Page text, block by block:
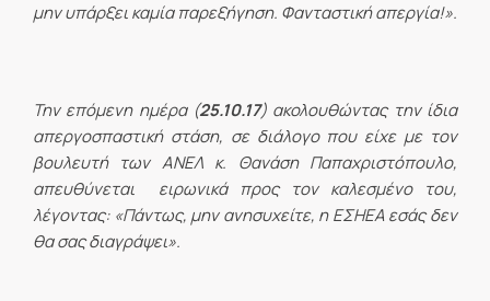
μην υπάρξει καμία παρεξήγηση. Φανταστική απεργία!».
Την επόμενη ημέρα (25.10.17) ακολουθώντας την ίδια
απεργοσπαστική στάση, σε διάλογο που είχε με τον
βουλευτή των ΑΝΕΛ κ. Θανάση Παπαχριστόπουλο,
απευθύνεται ειρωνικά προς τον καλεσμένο του,
λέγοντας: «Πάντως, μην ανησυχείτε, η ΕΣΗΕΑ εσάς δεν
θα σας διαγράψει».